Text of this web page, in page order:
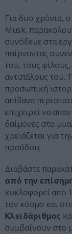
Για δύο χρόνια,
Musk,
συνόδευε στα
παίρνοντας
του, τους
αντιπάλους του.
προσωπική
απίθανα
επιχειρεί να
δαίμονες στο
χρειάζεται για
προόδου;
Διαβάστε
από την
κυκλοφορεί από
τον κόσμο και
Κλειδάριθμος
συμβαίνουν στο